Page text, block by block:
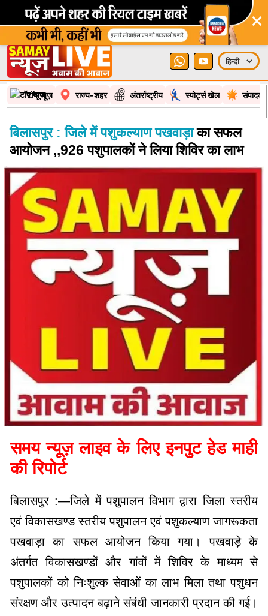
×
टॉप न्यूज़ राज्य-शहर अंतर्राष्ट्रीय स्पोर्ट्स खेल
बिलासपुर : जिले में पशुकल्याण पखवाड़ाका सफल
आयोजन ,,926 पशुपालकों ने लिया शिविर का लाभ
समय न्यूज़ लाइव के लिए इनपुट हेड माही
की रिपोर्ट
बिलासपुर :—जिले में पशुपालन विभाग द्वारा जिला स्तरीय
एवं विकासखण्ड स्तरीय पशुपालन एवं पशुकल्याण जागरूकता
पखवाड़ा का सफल आयोजन किया गया। पखवाड़े के
अंतर्गत विकासखण्डों और गांवों में शिविर के माध्यम से
पशुपालकों को निःशुल्क सेवाओं का लाभ मिला तथा पशुधन
संरक्षण और उत्पादन बढ़ाने संबंधी जानकारी प्रदान की गई।